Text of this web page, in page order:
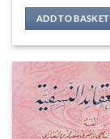
ADD TO BASKET